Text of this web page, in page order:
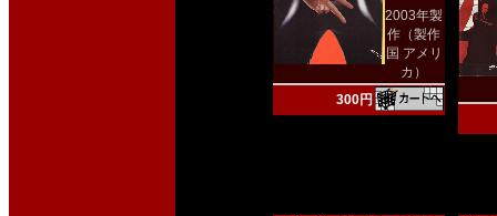
2003年製
作（製作
国 アメリ
カ）
300円